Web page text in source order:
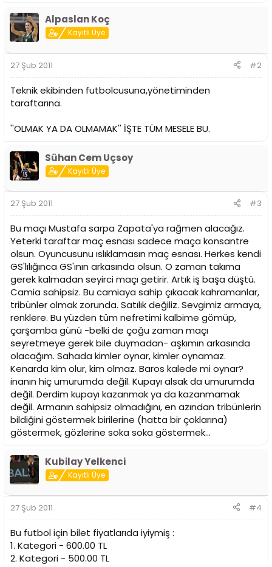
Alpaslan Koç
Kayıtlı Üye
27 Şub 2011 #2
Teknik ekibinden futbolcusuna,yönetiminden
taraftarına.
''OLMAK YA DA OLMAMAK'' İŞTE TÜM MESELE BU.
Sühan Cem Uçsoy
Kayıtlı Üye
27 Şub 2011 #3
Bu maçı Mustafa sarpa Zapata'ya rağmen alacağız.
Yeterki taraftar maç esnası sadece maça konsantre
olsun. Oyuncusunu ıslıklamasın maç esnası. Herkes kendi
GS'lılığınca GS'ının arkasında olsun. O zaman takıma
gerek kalmadan seyirci maçı getirir. Artık iş başa düştü.
Camia sahipsiz. Bu camiaya sahip çıkacak kahramanlar,
tribünler olmak zorunda. Satılık değiliz. Sevgimiz armaya,
renklere. Bu yüzden tüm nefretimi kalbime gömüp,
çarşamba günü -belki de çoğu zaman maçı
seyretmeye gerek bile duymadan- aşkımın arkasında
olacağım. Sahada kimler oynar, kimler oynamaz.
Kenarda kim olur, kim olmaz. Baros kalede mi oynar?
inanın hiç umurumda değil. Kupayı alsak da umurumda
değil. Derdim kupayı kazanmak ya da kazanmamak
değil. Armanın sahipsiz olmadığını, en azından tribünlerin
bildiğini göstermek birilerine (hatta bir çoklarına)
göstermek, gözlerine soka soka göstermek...
Kubilay Yelkenci
Kayıtlı Üye
27 Şub 2011 #4
Bu futbol için bilet fiyatlarıda iyiymiş :
1. Kategori - 600.00 TL
2. Kategori - 500.00 TL